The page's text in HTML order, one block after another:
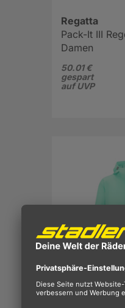
Regatta
Pack-It III
Damen
50.01 €
gespart
auf UVP
Regatta